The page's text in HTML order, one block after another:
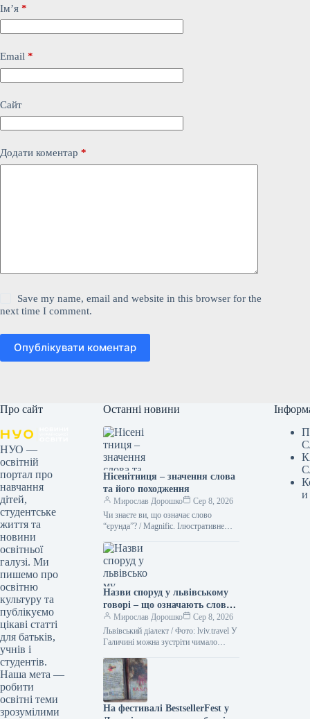
Ім’я *
Email *
Сайт
Додати коментар *
Save my name, email and website in this browser for the
next time I comment.
Опублікувати коментар
Про сайт
НУО —
освітній
портал про
навчання
дітей,
студентське
життя та
новини
освітньої
галузі. Ми
пишемо про
освітню
культуру та
публікуємо
цікаві статті
для батьків,
учнів і
студентів.
Наша мета —
робити
освітні теми
зрозумілими
Останні новини
Нісенітниця – значення слова
та його походження
Мирослав Дорошко
Сер 8, 2026
Чи знаєте ви, що означає слово
“єрунда”? / Magnific. Ілюстративне
буває цікавішою за саме його…
Назви споруд у львівському
говорі – що означають слова
“двірець”, “креденс”,
“кнайпа”
Мирослав Дорошко
Сер 8, 2026
Львівський діалект / Фото: lviv.travel У
Галичині можна зустріти чимало
справді спантеличити навіть
досвідченого…
На фестивалі BestsellerFest у
и